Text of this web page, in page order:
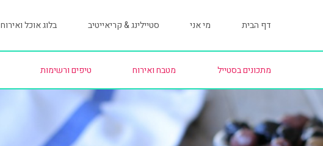
דף הבית מי אני סטיילינג & קריאייטיב בלוג אוכל ואירוח
מתכונים בסטייל מטבח ואירוח טיפים ורשימות